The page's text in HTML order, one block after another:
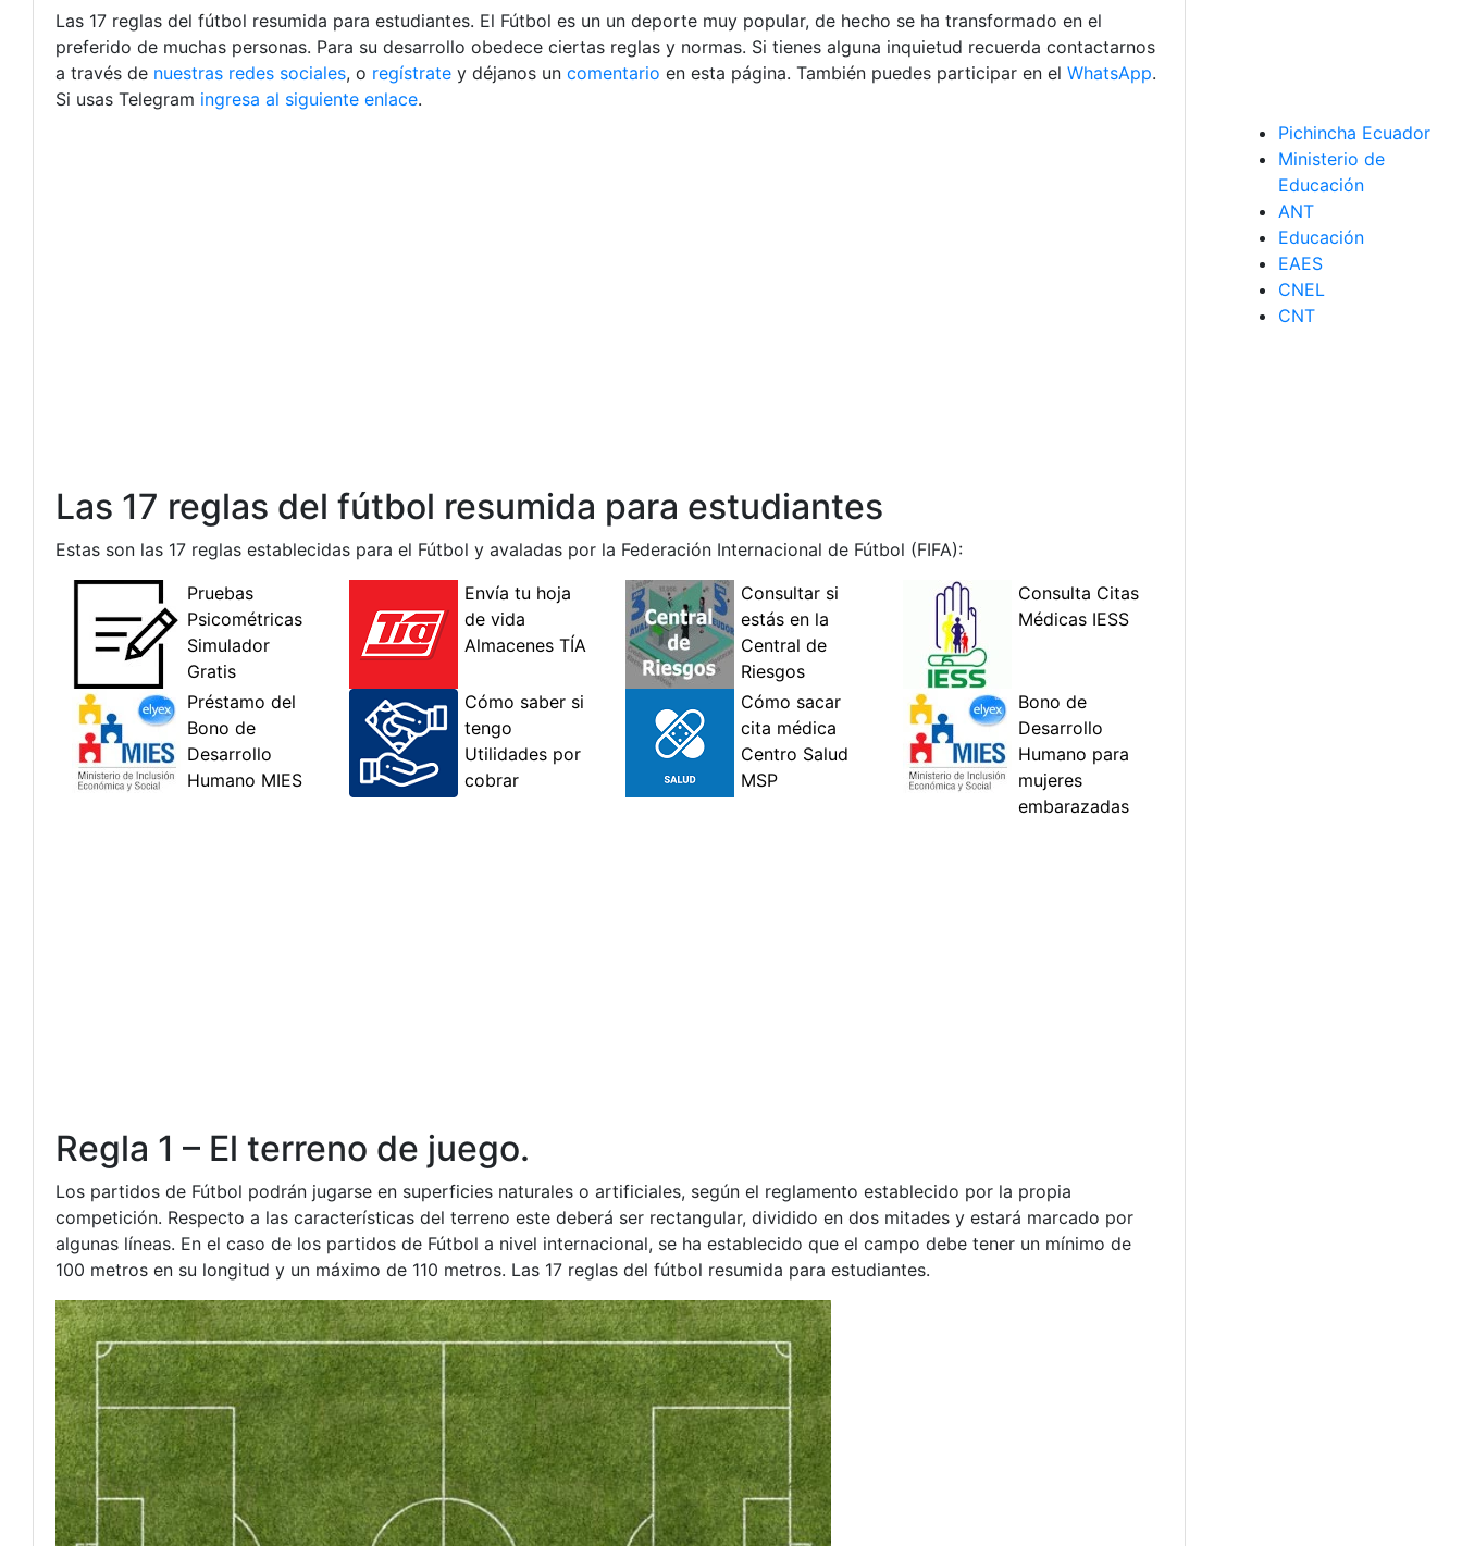
Las 17 reglas del fútbol resumida para estudiantes. El Fútbol es un un deporte muy popular, de hecho se ha transformado en el
preferido de muchas personas. Para su desarrollo obedece ciertas reglas y normas. Si tienes alguna inquietud recuerda contactarnos
a través de nuestras redes sociales, o regístrate y déjanos un comentario en esta página. También puedes participar en el WhatsApp.
Si usas Telegram ingresa al siguiente enlace.
Las 17 reglas del fútbol resumida para estudiantes
Estas son las 17 reglas establecidas para el Fútbol y avaladas por la Federación Internacional de Fútbol (FIFA):
Regla 1 – El terreno de juego.
Los partidos de Fútbol podrán jugarse en superficies naturales o artificiales, según el reglamento establecido por la propia
competición. Respecto a las características del terreno este deberá ser rectangular, dividido en dos mitades y estará marcado por
algunas líneas. En el caso de los partidos de Fútbol a nivel internacional, se ha establecido que el campo debe tener un mínimo de
100 metros en su longitud y un máximo de 110 metros. Las 17 reglas del fútbol resumida para estudiantes.
Pichincha Ecuador
Ministerio de
Educación
ANT
Educación
EAES
CNEL
CNT